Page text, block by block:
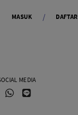
Ring Light
MASUK / DAFTAR
MEDIA